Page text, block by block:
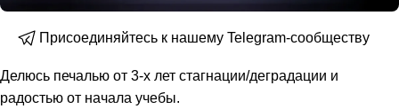
Присоединяйтесь к нашему Telegram-сообществу
Делюсь печалью от 3-х лет стагнации/деградации и
радостью от начала учебы.